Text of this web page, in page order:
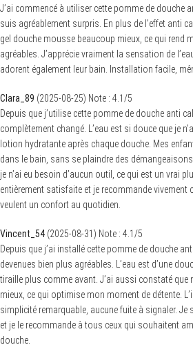
J’ai commencé à utiliser cette pomme de douche
suis agréablement surpris. En plus de l’effet anti
gel douche mousse beaucoup mieux, ce qui rend
agréables. J’apprécie vraiment la sensation de
adorent également leur bain. Installation facile,
Clara_89 (2025-08-25) Note : 4.1 /5
Depuis que j’utilise cette pomme de douche anti
complètement changé. L’eau est si douce que je
lotion hydratante après chaque douche. Mes
dans le bain, sans se plaindre des
je n’ai eu besoin d’aucun outil, ce qui est un vrai
entièrement satisfaite et je recommande vivement
veulent un confort au quotidien.
Vincent_54 (2025-08-31) Note : 4.1 /5
Depuis que j’ai installé cette pomme de douche
devenues bien plus agréables. L’eau est d’une
tiraille plus comme avant. J’ai aussi constaté
mieux, ce qui optimise mon moment de détente.
simplicité remarquable, aucune fuite à signaler.
et je le recommande à tous ceux qui souhaitent
douche.